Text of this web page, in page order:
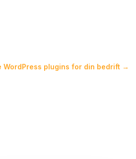
WordPress plugins for din bedrift→